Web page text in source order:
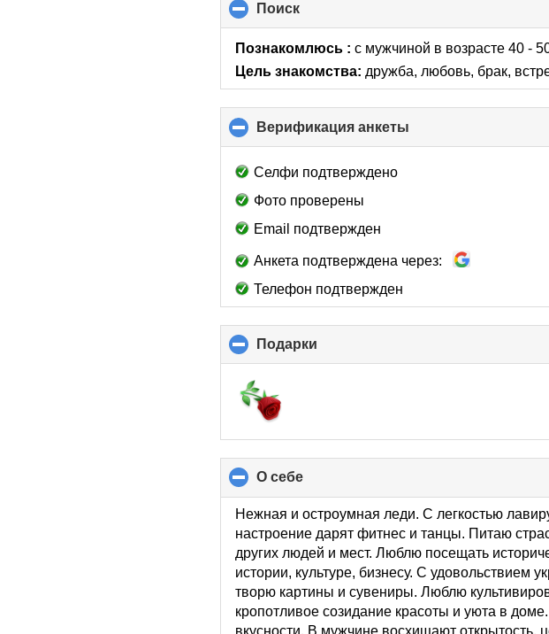
Поиск
to
collapse
Познакомлюсь :с мужчиной в возрасте 40 -
Цель знакомства: дружба, любовь, брак,
Верификация анкеты
to
Селфи подтверждено
Фото проверены
Email подтвержден
Анкета подтверждена через:
Телефон подтвержден
Подарки
to
О себе
to
collapse
contents
Нежная и остроумная леди. С легкостью
настроение дарят фитнес и танцы. Питаю
других людей и мест. Люблю посещать
истории, культуре, бизнесу. С
творю картины и сувениры. Люблю
кропотливое созидание красоты и уюта в
вкусности. В мужчине восхищают открытость,